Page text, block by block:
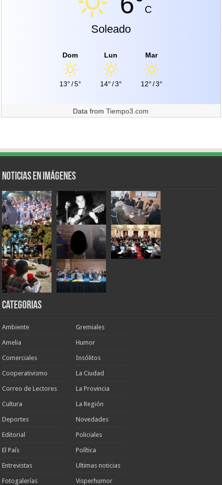
C
Soleado
Dom
13°/5°
Lun
14°/3°
Mar
12°/3°
Data fromTiempo3.com
Noticias en Imágenes
Categorias
Ambiente
Amelia
Comerciales
Cooperativismo
Correo de Lectores
Cultura
Deportes
Editorial
El País
Entrevistas
Fotogalerías
Gremiales
Humor
Insólitos
La Ciudad
La Provincia
La Región
Novedades
Policiales
Política
Ultimas noticias
Visperhumor